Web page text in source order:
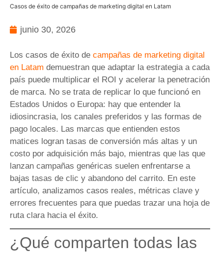
Casos de éxito de campañas de marketing digital en Latam
junio 30, 2026
Los casos de éxito de campañas de marketing digital
en Latam demuestran que adaptar la estrategia a cada
país puede multiplicar el ROI y acelerar la penetración
de marca. No se trata de replicar lo que funcionó en
Estados Unidos o Europa: hay que entender la
idiosincrasia, los canales preferidos y las formas de
pago locales. Las marcas que entienden estos
matices logran tasas de conversión más altas y un
costo por adquisición más bajo, mientras que las que
lanzan campañas genéricas suelen enfrentarse a
bajas tasas de clic y abandono del carrito. En este
artículo, analizamos casos reales, métricas clave y
errores frecuentes para que puedas trazar una hoja de
ruta clara hacia el éxito.
¿Qué comparten todas las